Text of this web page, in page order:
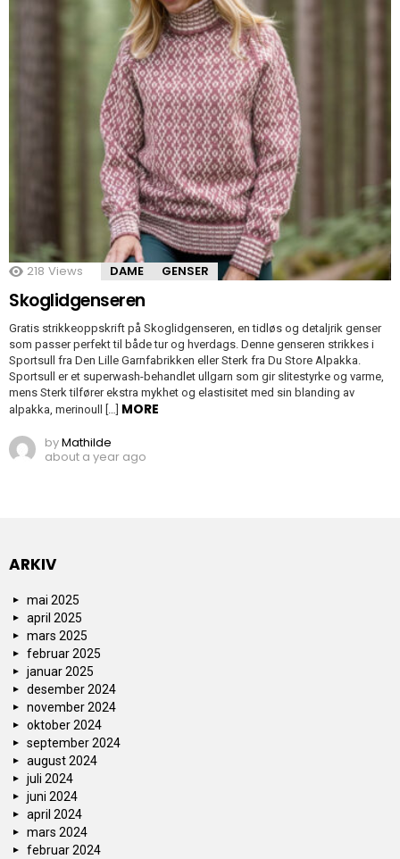
218 Views DAME GENSER
Skoglidgenseren
Gratis strikkeoppskrift på Skoglidgenseren, en tidløs og detaljrik genser
som passer perfekt til både tur og hverdags. Denne genseren strikkes i
Sportsull fra Den Lille Garnfabrikken eller Sterk fra Du Store Alpakka.
Sportsull er et superwash-behandlet ullgarn som gir slitestyrke og varme,
mens Sterk tilfører ekstra mykhet og elastisitet med sin blanding av
alpakka, merinoull […] MORE
byMathilde
about a year ago
ARKIV
mai 2025
april 2025
mars 2025
februar 2025
januar 2025
desember 2024
november 2024
oktober 2024
september 2024
august 2024
juli 2024
juni 2024
april 2024
mars 2024
februar 2024